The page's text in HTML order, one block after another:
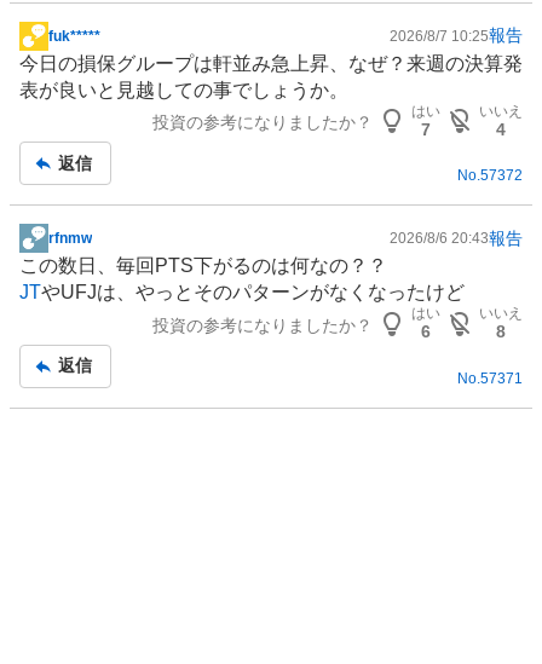
0
%
、
売
た
い
0
%
、
強
り
た
掲
示
板
fuk***** 2026/8/7 10:25報告
今日の損保グループは軒並み急上昇、なぜ？来週の決算発
表が良いと見越しての事でしょうか。
投資の参考になりましたか？
はい
7
いいえ
4
返信
No.57372
掲
示
板
rfnmw 2026/8/6 20:43報告
この数日、毎回PTS下がるのは何なの？？
JTやUFJは、やっとそのパターンがなくなったけど
投資の参考になりましたか？
はい
6
いいえ
8
返信
No. 57371